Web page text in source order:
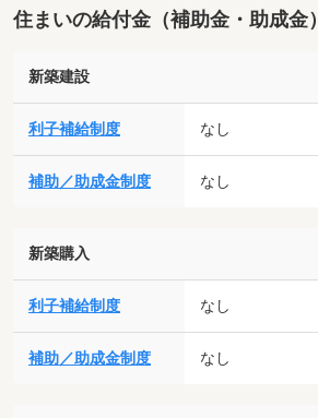
住まいの給付金（補助金・助成金）
新築建設
利子補給制度 なし
補助／助成金制度 なし
新築購入
利子補給制度 なし
補助／助成金制度 なし